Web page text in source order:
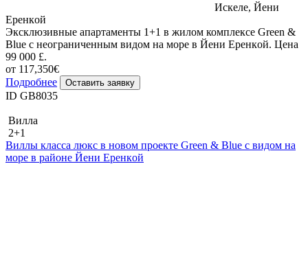
Искеле, Йени
Еренкoй
Эксклюзивные апартаменты 1+1 в жилом комплексе Green &
Blue с неограниченным видом на море в Йени Еренкoй. Цена
99 000 £.
от 117,350€
Подробнее
Оставить заявку
ID GB8035
Вилла
2+1
Виллы класса люкс в новом проекте Green & Blue с видом на
море в районе Йени Еренкoй